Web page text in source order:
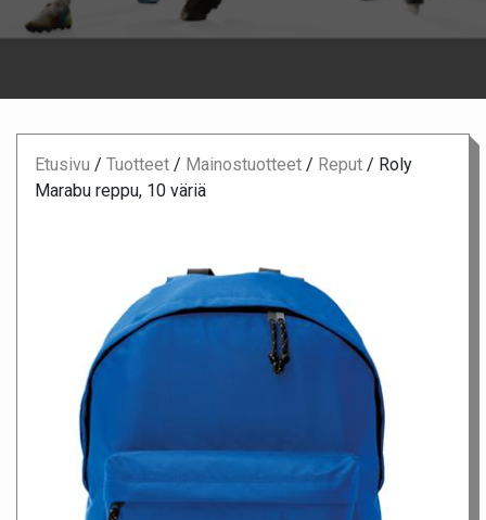
Etusivu / Tuotteet / Mainostuotteet / Reput / Roly
Marabu reppu, 10 väriä